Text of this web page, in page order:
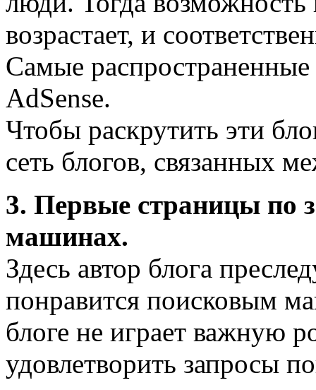
возрастает, и
Самые
AdSense.
Чтобы раскрутить эти
сеть блогов, связанных
3. Первые страницы по
машинах.
Здесь автор блога
понравится поисковым
блоге не играет важную
удовлетворить запросы